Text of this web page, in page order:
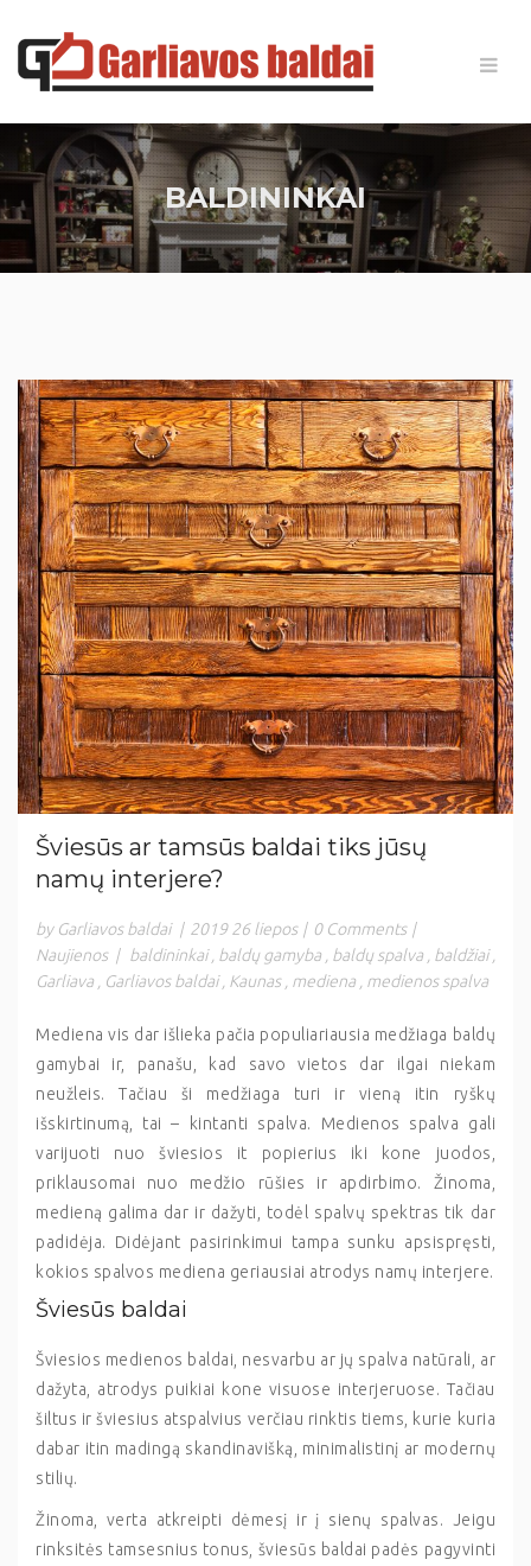
BALDININKAI
Šviesūs ar tamsūs baldai tiks jūsų
namų interjere?
by Garliavos baldai | 2019 26 liepos | 0 Comments |
Naujienos | baldininkai , baldų gamyba , baldų spalva , baldžiai ,
Garliava , Garliavos baldai , Kaunas , mediena , medienos spalva
Mediena vis dar išlieka pačia populiariausia medžiaga baldų
gamybai ir, panašu, kad savo vietos dar ilgai niekam
neužleis. Tačiau ši medžiaga turi ir vieną itin ryškų
išskirtinumą, tai – kintanti spalva. Medienos spalva gali
varijuoti nuo šviesios it popierius iki kone juodos,
priklausomai nuo medžio rūšies ir apdirbimo. Žinoma,
medieną galima dar ir dažyti, todėl spalvų spektras tik dar
padidėja. Didėjant pasirinkimui tampa sunku apsispręsti,
kokios spalvos mediena geriausiai atrodys namų interjere.
Šviesūs baldai
Šviesios medienos baldai, nesvarbu ar jų spalva natūrali, ar
dažyta, atrodys puikiai kone visuose interjeruose. Tačiau
šiltus ir šviesius atspalvius verčiau rinktis tiems, kurie kuria
dabar itin madingą skandinavišką, minimalistinį ar modernų
stilių.
Žinoma, verta atkreipti dėmesį ir į sienų spalvas. Jeigu
rinksitės tamsesnius tonus, šviesūs baldai padės pagyvinti